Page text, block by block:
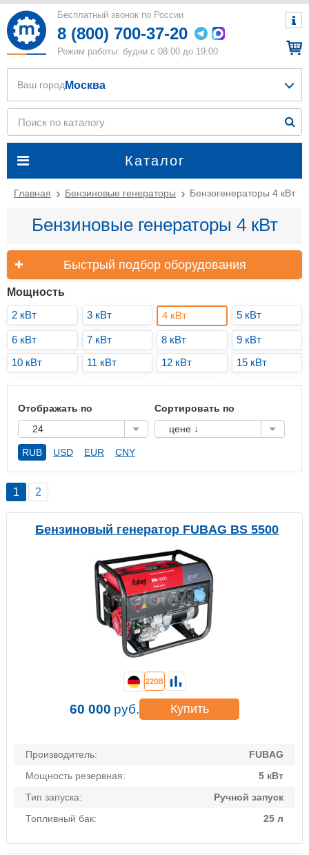
Бесплатный звонок по России
8 (800) 700-37-20
Режим работы: будни с 08:00 до 19:00
Каталог
Ваш город Москва
Главная Бензиновые генераторы Бензогенераторы 4 кВт
Бензиновые генераторы 4 кВт
Быстрый подбор оборудования
Мощность
2 кВт
3 кВт 4 кВт 5 кВт
6 кВт 7 кВт 8 кВт
9 кВт
10 кВт
11 кВт 12 кВт 15 кВт
Отображать по
24
Сортировать по
цене ↓
RUB USD EUR CNY
1 2
Бензиновый генератор FUBAG BS 5500
Производитель:
FUBAG
Мощность резервная:
5 кВт
Тип запуска:
Ручной запуск
Топливный бак:
25 л
220В
60 000 руб. Купить